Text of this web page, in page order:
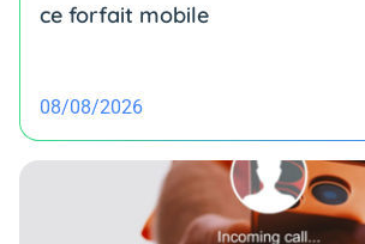
ce forfait mobile
08/08/2026